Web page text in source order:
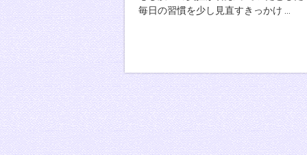
毎日の習慣を少し見直すきっかけ …